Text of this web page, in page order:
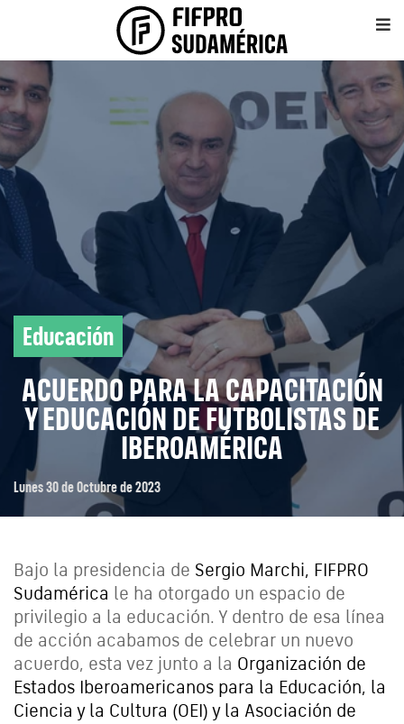
Educación
ACUERDO PARA LA CAPACITACIÓN
Y EDUCACIÓN DE FUTBOLISTAS DE
IBEROAMÉRICA
Lunes 30 de Octubre de 2023
Bajo la presidencia de Sergio Marchi, FIFPRO
Sudamérica le ha otorgado un espacio de
privilegio a la educación. Y dentro de esa línea
de acción acabamos de celebrar un nuevo
acuerdo, esta vez junto a la Organización de
Estados Iberoamericanos para la Educación, la
Ciencia y la Cultura (OEI) y la Asociación de